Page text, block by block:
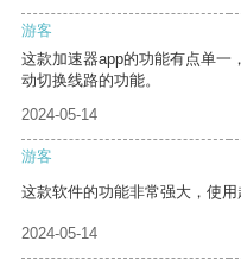
游客
这款加速器app的功能有点单一
动切换线路的功能。
2024-05-14
游客
这款软件的功能非常强大，使用
2024-05-14